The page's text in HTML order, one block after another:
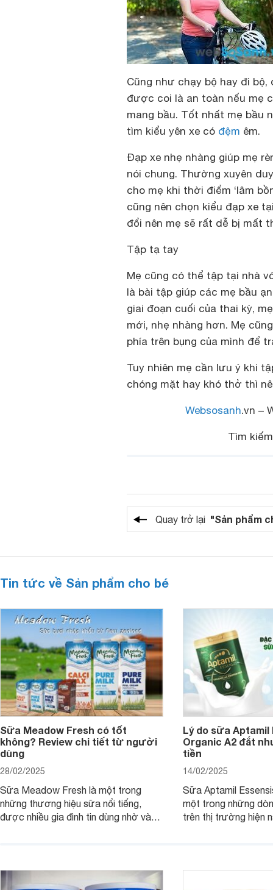
Cũng như chạy bộ hay đi
được coi là an toàn nếu mẹ
mang bầu. Tốt nhất mẹ bầu
tìm kiểu yên xe có đệm êm.
Đạp xe nhẹ nhàng giúp mẹ
nói chung. Thường xuyên
cho mẹ khi thời điểm ‘lâm
cũng nên chọn kiểu đạp xe
đổi nên mẹ sẽ rất dễ bị mất
Tập tạ tay
Mẹ cũng có thể tập tại nhà
là bài tập giúp các mẹ bầu
giai đoạn cuối của thai kỳ,
mới, nhẹ nhàng hơn. Mẹ
phía trên bụng của mình để
Tuy nhiên mẹ cần lưu ý khi
chóng mặt hay khó thở thì
Websosanh.vn –
Tìm
Quay trở lại "Sản phẩm
Tin tức về Sản phẩm cho bé
Sữa Meadow Fresh có tốt
không? Review chi tiết từ người
dùng
28/02/2025
Sữa Meadow Fresh là một trong
những thương hiệu sữa nổi tiếng,
được nhiều gia đình tin dùng nhờ vào
dưỡng có gì đặc biệt? Giá sữa
Meadow Fresh trên thị trường hiện
Lý do sữa Aptamil
Organic A2 đắt
tiền
14/02/2025
Sữa Aptamil
một trong những
trên thị trường hiện
hơn so với các